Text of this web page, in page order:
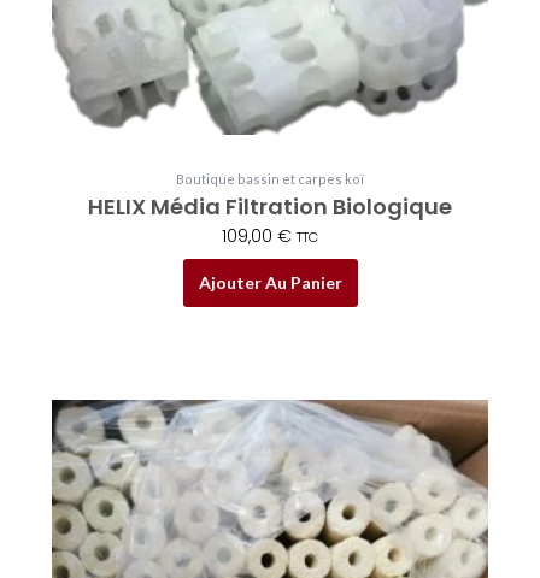
Boutique bassin et carpes koï
HELIX Média Filtration Biologique
109,00 € TTC
Ajouter Au Panier